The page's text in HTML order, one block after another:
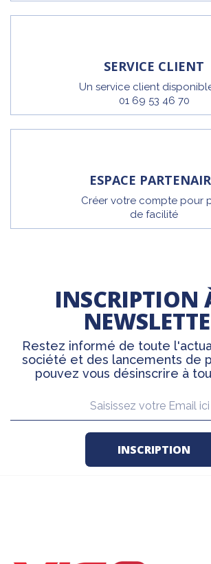
SERVICE CLIENT
Un service client
01 69 53 46 70
ESPACE
Créer votre compte pour
de facilité
INSCRIPTION
Restez informé de toute
société et des lancements de
pouvez vous désinscrire à